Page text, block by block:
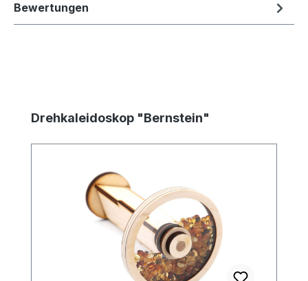
Bewertungen
Produktgalerie überspringen
Drehkaleidoskop "Bernstein"